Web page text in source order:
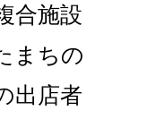
合施設
まちの
出店者